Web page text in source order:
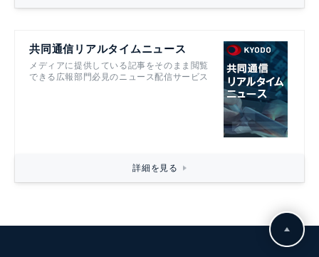
共同通信リアルタイムニュース
メディアに提供している記事をそのまま閲覧
できる広報部門必見のニュース配信サービス
詳細を見る